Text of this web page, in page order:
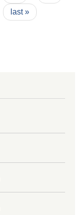
last »